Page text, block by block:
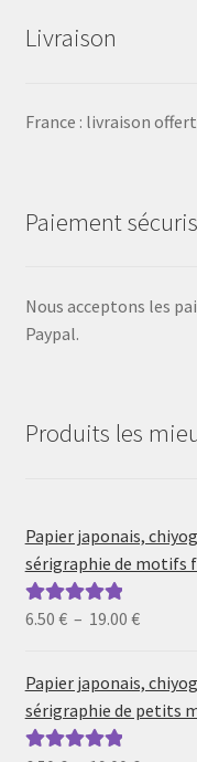
Livraison
France : livraison
Paiement
Nous acceptons les
Paypal.
Produits les
Papier japonais,
sérigraphie de motifs
Note5.00sur
6.50 € – 19.00 €Plage
prix :
6.50 €
19.00 €
Papier japonais,
sérigraphie de petits